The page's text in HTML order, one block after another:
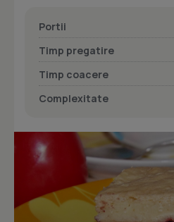
Portii
Timp pregatire
Timp coacere
Complexitate